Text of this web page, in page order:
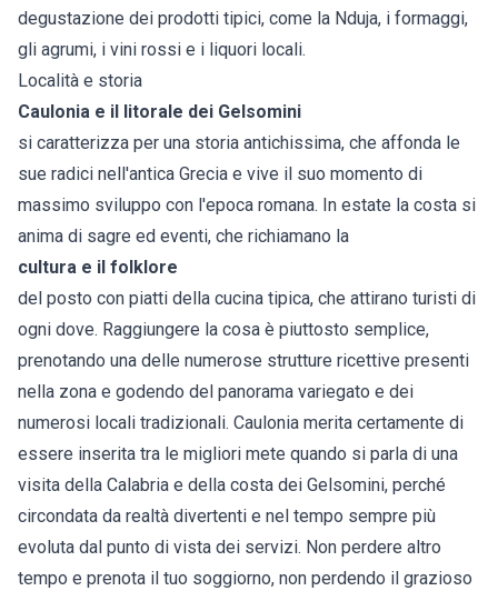
degustazione dei prodotti tipici, come la Nduja, i formaggi,
gli agrumi, i vini rossi e i liquori locali.
Località e storia
Caulonia e il litorale dei Gelsomini
si caratterizza per una storia antichissima, che affonda le
sue radici nell'antica Grecia e vive il suo momento di
massimo sviluppo con l'epoca romana. In estate la costa si
anima di sagre ed eventi, che richiamano la
cultura e il folklore
del posto con piatti della cucina tipica, che attirano turisti di
ogni dove. Raggiungere la cosa è piuttosto semplice,
prenotando una delle numerose strutture ricettive presenti
nella zona e godendo del panorama variegato e dei
numerosi locali tradizionali. Caulonia merita certamente di
essere inserita tra le migliori mete quando si parla di una
visita della Calabria e della costa dei Gelsomini, perché
circondata da realtà divertenti e nel tempo sempre più
evoluta dal punto di vista dei servizi. Non perdere altro
tempo e prenota il tuo soggiorno, non perdendo il grazioso